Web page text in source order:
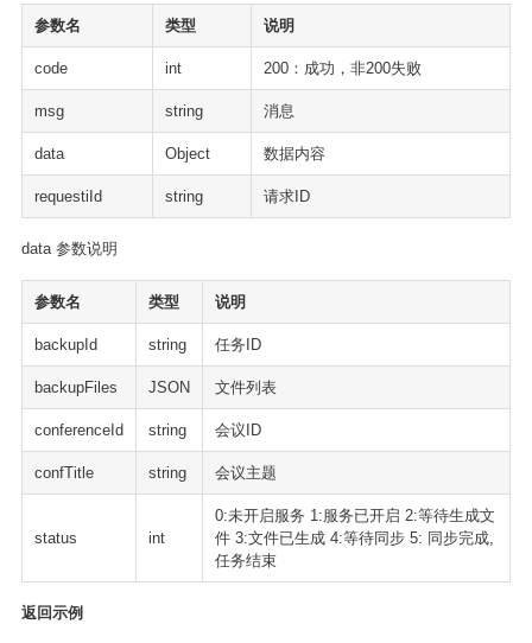
参数名 类型 说明
code int 200：成功，非200失败
msg string 消息
data Object 数据内容
requestiId string 请求ID
data 参数说明
参数名 类型 说明
backupId string 任务ID
backupFiles JSON 文件列表
conferenceId string 会议ID
confTitle string 会议主题
status int
0:未开启服务 1:服务已开启 2:等待生成文
件 3:文件已生成 4:等待同步 5: 同步完成,
任务结束
返回示例